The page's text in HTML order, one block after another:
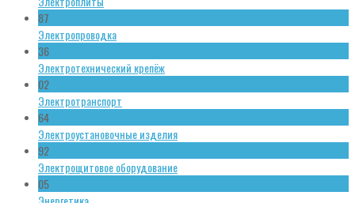
87
Электропроводка
36
Электротехнический крепёж
02
Электротранспорт
64
Электроустановочные изделия
92
Электрощитовое оборудование
05